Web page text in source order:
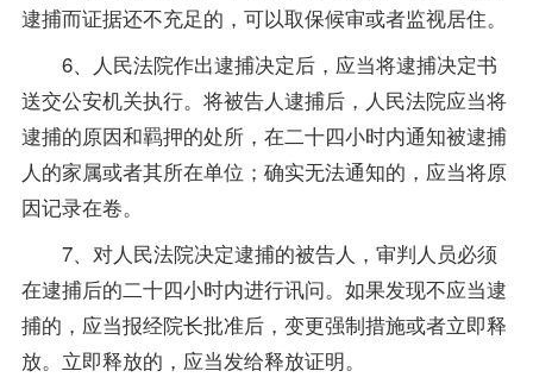
逮捕而证据还不充足的，可以取保候审或者监视居住。
6、人民法院作出逮捕决定后，应当将逮捕决定书
送交公安机关执行。将被告人逮捕后，人民法院应当将
逮捕的原因和羁押的处所，在二十四小时内通知被逮捕
人的家属或者其所在单位；确实无法通知的，应当将原
因记录在卷。
7、对人民法院决定逮捕的被告人，审判人员必须
在逮捕后的二十四小时内进行讯问。如果发现不应当逮
捕的，应当报经院长批准后，变更强制措施或者立即释
放。立即释放的，应当发给释放证明。